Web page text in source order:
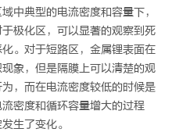
中典型的电流密度和容量下，
极化区，可以显著的观察到死
。对于短路区，金属锂表面在
象，但是隔膜上可以清楚的观
，而在电流密度较低的时候是
密度和循环容量增大的过程
生了变化。